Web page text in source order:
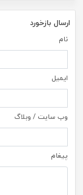
ارسال بازخورد
نام
ایمیل
وب سایت / وبلاگ
پیغام